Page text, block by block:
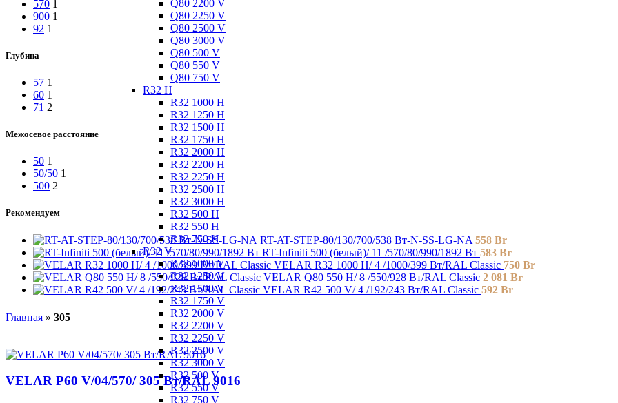
Q80 2200 V
Q80 2250 V
Q80 2500 V
Q80 3000 V
Q80 500 V
Q80 550 V
Q80 750 V
R32 H
R32 1000 H
R32 1250 H
R32 1500 H
R32 1750 H
R32 2000 H
R32 2200 H
R32 2250 H
R32 2500 H
R32 3000 H
R32 500 H
R32 550 H
R32 750 H
R32 V
R32 1000 V
R32 1250 V
R32 1500 V
R32 1750 V
R32 2000 V
R32 2200 V
R32 2250 V
R32 2500 V
R32 3000 V
R32 500 V
R32 550 V
R32 750 V
570 1
900 1
92 1
Глубина
57 1
60 1
71 2
Межосевое расстояние
50 1
50/50 1
500 2
Рекомендуем
RT-AT-STEP-80/130/700/538 Вт-N-SS-LG-NA 558 Br
RT-Infiniti 500 (белый)/ 11 /570/80/990/1892 Вт 583 Br
VELAR R32 1000 H/ 4 /1000/399 Вт/RAL Classic 750 Br
VELAR Q80 550 H/ 8 /550/928 Вт/RAL Classic 2 081 Br
VELAR R42 500 V/ 4 /192/243 Вт/RAL Classic 592 Br
Главная » 305
VELAR P60 V/04/570/ 305 Bт/RAL 9016